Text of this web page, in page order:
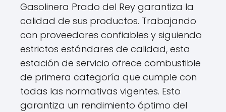
Gasolinera Prado del Rey garantiza la
calidad de sus productos. Trabajando
con proveedores confiables y siguiendo
estrictos estándares de calidad, esta
estación de servicio ofrece combustible
de primera categoría que cumple con
todas las normativas vigentes. Esto
garantiza un rendimiento óptimo del